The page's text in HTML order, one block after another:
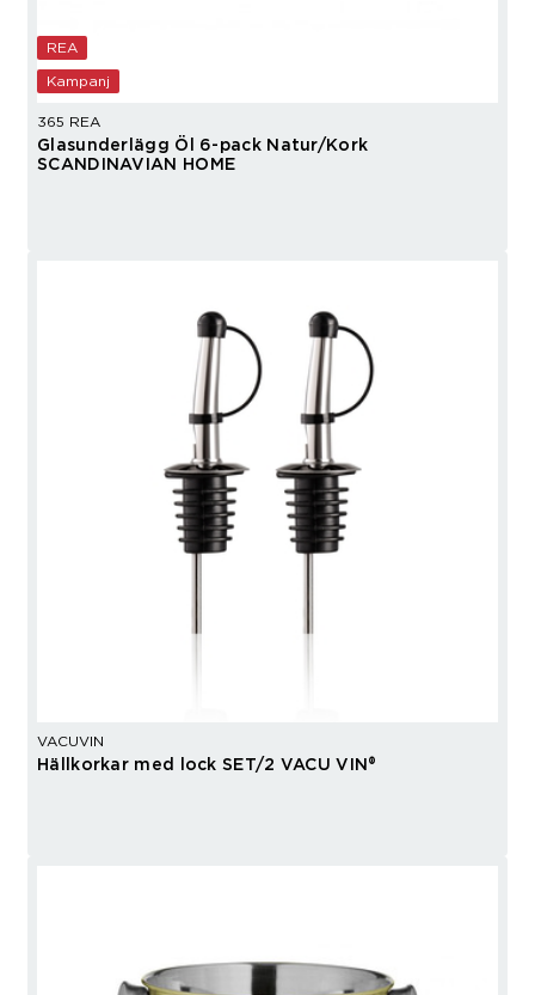
REA
Kampanj
365 REA
Glasunderlägg Öl 6-pack Natur/Kork
SCANDINAVIAN HOME
VACUVIN
Hällkorkar med lock SET/2 VACU VIN®